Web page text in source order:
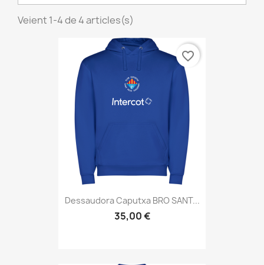
Veient 1-4 de 4 articles(s)
Dessaudora Caputxa BRO SANT...
35,00 €
favorite_border